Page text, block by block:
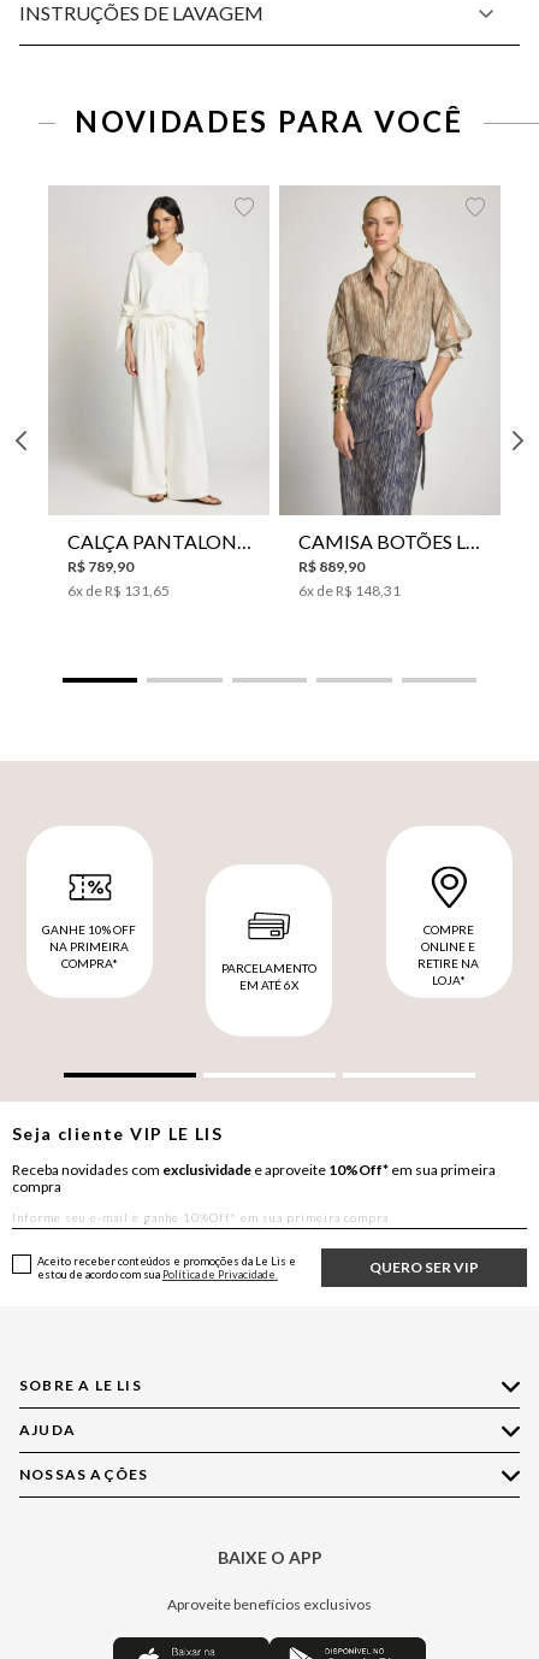
INSTRUÇÕES DE LAVAGEM
NOVIDADES PARA VOCÊ
R$ 789 90
6x de R$ 131 65
R$ 889 90
6x de R$ 148 31
GANHE 10% OFF
NA PRIMEIRA
COMPRA*
PARCELAMENTO
EM ATÉ 6X
COMPRE
ONLINE E
RETIRE NA
LOJA*
Seja clienteVIP LE LIS
Receba novidades com exclusividade e aproveite 10%Off* em sua primeira
compra
QUERO SER VIP
Aceito receber conteúdos e promoções da Le Lis e
estou de acordo com sua Política de Privacidade.
SOBRE A LE LIS
Quem Somos
Nossas Lojas
Política de Privacidade
AJUDA
Compre pelo WhatsApp
Central de Relacionamento
NOSSAS AÇÕES
BAIXE O APP
Aproveite benefícios exclusivos